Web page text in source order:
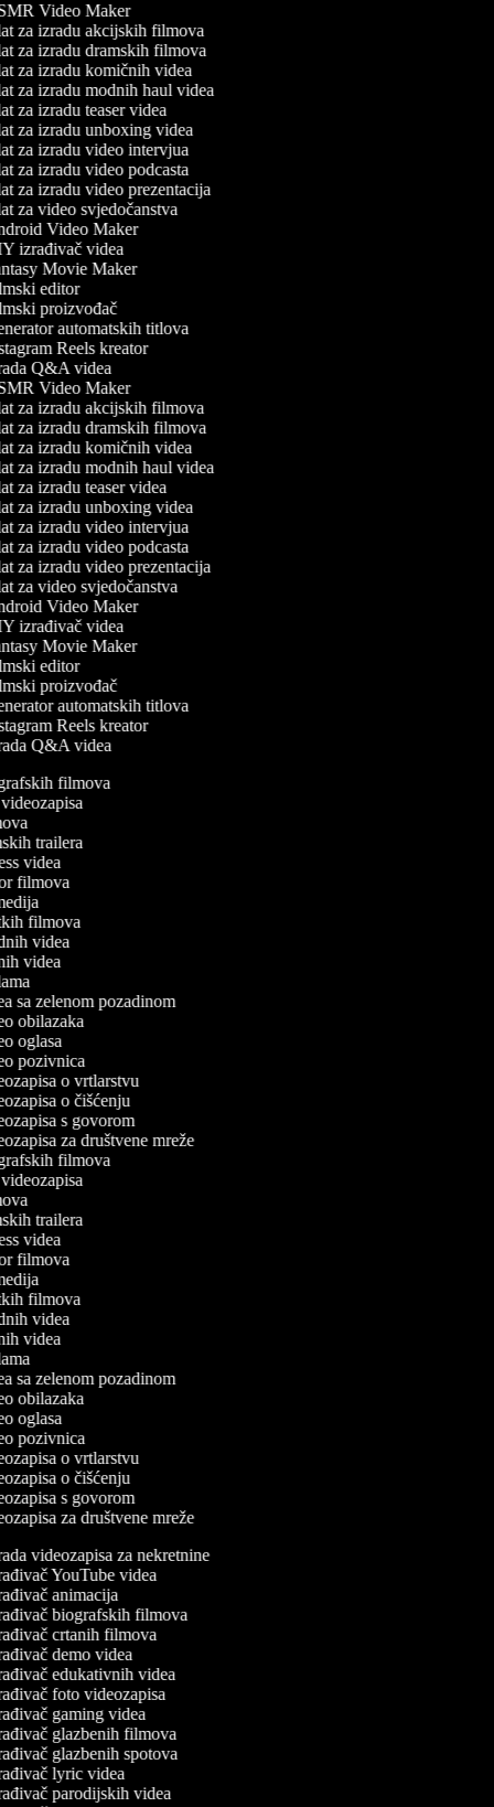
Video Maker
za izradu akcijskih filmova
za izradu dramskih filmova
za izradu komičnih videa
za izradu modnih haul videa
za izradu teaser videa
za izradu unboxing videa
za izradu video intervjua
za izradu video podcasta
za izradu video prezentacija
za video svjedočanstva
Video Maker
izrađivač videa
Movie Maker
editor
proizvođač
automatskih titlova
Reels kreator
Q&A videa
Video Maker
za izradu akcijskih filmova
za izradu dramskih filmova
za izradu komičnih videa
za izradu modnih haul videa
za izradu teaser videa
za izradu unboxing videa
za izradu video intervjua
za izradu video podcasta
za izradu video prezentacija
za video svjedočanstva
Video Maker
izrađivač videa
Movie Maker
editor
proizvođač
automatskih titlova
Reels kreator
Q&A videa
filmova
videozapisa
trailera
videa
filmova
filmova
videa
videa
sa zelenom pozadinom
obilazaka
oglasa
pozivnica
o vrtlarstvu
o čišćenju
s govorom
za društvene mreže
filmova
videozapisa
trailera
videa
filmova
filmova
videa
videa
sa zelenom pozadinom
obilazaka
oglasa
pozivnica
o vrtlarstvu
o čišćenju
s govorom
za društvene mreže
videozapisa za nekretnine
YouTube videa
animacija
biografskih filmova
crtanih filmova
demo videa
edukativnih videa
foto videozapisa
gaming videa
glazbenih filmova
glazbenih spotova
lyric videa
parodijskih videa